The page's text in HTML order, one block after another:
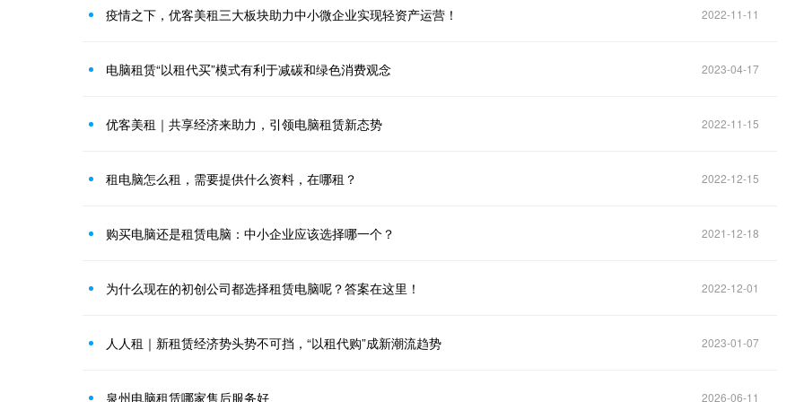
疫情之下，优客美租三大板块助力中小微企业实现轻资产运营！ 2022-11-11
电脑租赁“以租代买”模式有利于减碳和绿色消费观念 2023-04-17
优客美租｜共享经济来助力，引领电脑租赁新态势 2022-11-15
租电脑怎么租，需要提供什么资料，在哪租？ 2022-12-15
购买电脑还是租赁电脑：中小企业应该选择哪一个？ 2021-12-18
为什么现在的初创公司都选择租赁电脑呢？答案在这里！ 2022-12-01
人人租｜新租赁经济势头势不可挡，“以租代购”成新潮流趋势 2023-01-07
泉州电脑租赁哪家售后服务好 2026-06-11